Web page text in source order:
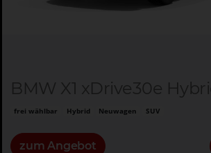
BMW X1 xDrive30e
frei wählbar Hybrid Neuwagen SUV
zum Angebot